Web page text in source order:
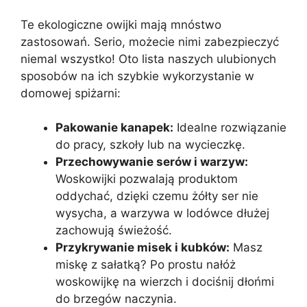
Te ekologiczne owijki mają mnóstwo
zastosowań. Serio, możecie nimi zabezpieczyć
niemal wszystko! Oto lista naszych ulubionych
sposobów na ich szybkie wykorzystanie w
domowej spiżarni:
Pakowanie kanapek: Idealne rozwiązanie
do pracy, szkoły lub na wycieczkę.
Przechowywanie serów i warzyw:
Woskowijki pozwalają produktom
oddychać, dzięki czemu żółty ser nie
wysycha, a warzywa w lodówce dłużej
zachowują świeżość.
Przykrywanie misek i kubków: Masz
miskę z sałatką? Po prostu nałóż
woskowijkę na wierzch i dociśnij dłońmi
do brzegów naczynia.